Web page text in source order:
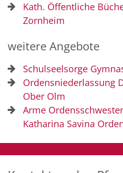
Kath. Öffentliche
Zornheim
weitere Angebote
Schulseelsorge
Ordensniederlassung
Ober Olm
Arme
Katharina Savina